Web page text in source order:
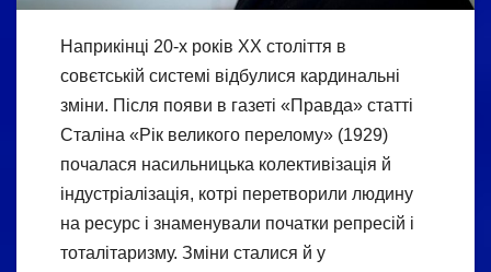
Наприкінці 20-х років ХХ століття в
совєтській системі відбулися кардинальні
зміни. Після появи в газеті «Правда» статті
Сталіна «Рік великого перелому» (1929)
почалася насильницька колективізація й
індустріалізація, котрі перетворили людину
на ресурс і знаменували початки репресій і
тоталітаризму. Зміни сталися й у